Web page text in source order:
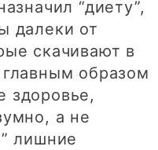
“диету”,
далеки от
скачивают в
образом
здоровье,
а не
лишние